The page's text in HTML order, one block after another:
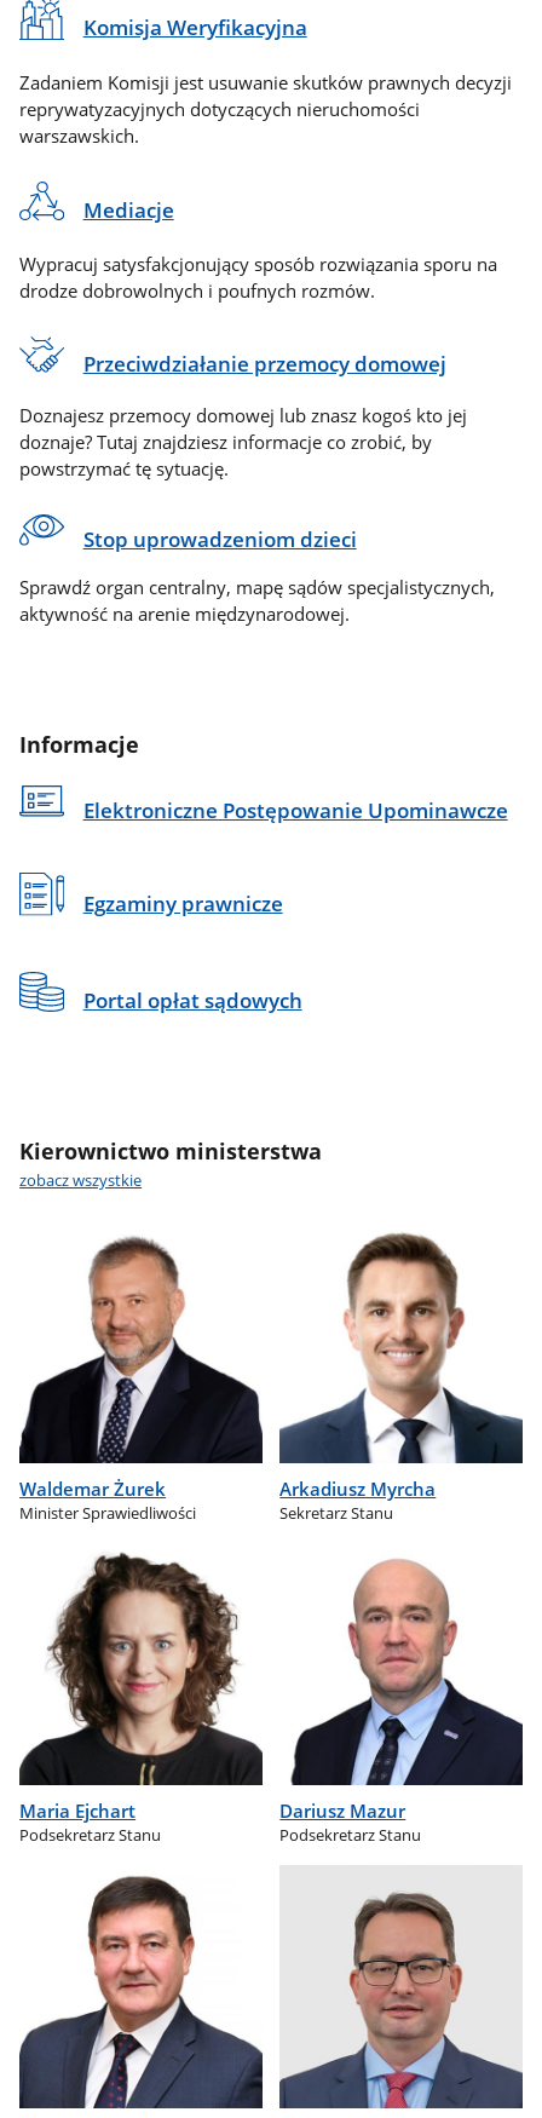
Komisja Weryfikacyjna
Zadaniem Komisji jest usuwanie skutków prawnych decyzji
reprywatyzacyjnych dotyczących nieruchomości
warszawskich.
Mediacje
Wypracuj satysfakcjonujący sposób rozwiązania sporu na
drodze dobrowolnych i poufnych rozmów.
Przeciwdziałanie przemocy domowej
Doznajesz przemocy domowej lub znasz kogoś kto jej
doznaje? Tutaj znajdziesz informacje co zrobić, by
powstrzymać tę sytuację.
Stop uprowadzeniom dzieci
Sprawdź organ centralny, mapę sądów specjalistycznych,
aktywność na arenie międzynarodowej.
Informacje
Elektroniczne Postępowanie Upominawcze
Egzaminy prawnicze
Portal opłat sądowych
Kierownictwo ministerstwa
zobacz wszystkie
Waldemar Żurek
Minister Sprawiedliwości
Arkadiusz Myrcha
Sekretarz Stanu
Maria Ejchart
Podsekretarz Stanu
Dariusz Mazur
Podsekretarz Stanu